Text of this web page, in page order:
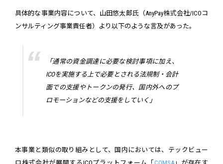
具体的な事業内容について、山田悠太郎氏（AnyPay株式会社/ICOコ
ンサルティング事業責任者）より以下のような言及があった。
「通常の資金調達に必要な検討事項に加え、
ICOを実施する上で必要とされる法規制・会計
面での支援やトークンの発行、国内外へのプ
ロモーションなどの支援をしていく」
本事業と類似の取り組みとして、国内においては、テックビュー